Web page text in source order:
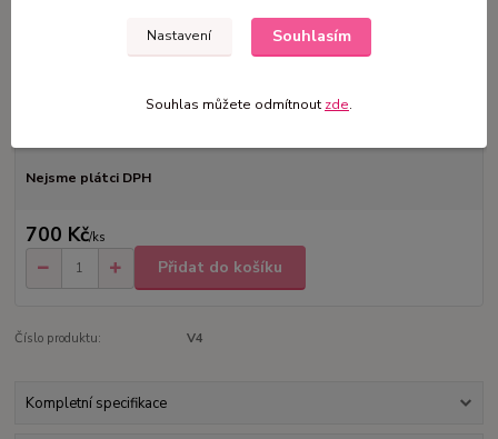
Nejsme plátci DPH
700 Kč/ks
Přidat do košíku
Číslo produktu: V4
Kompletní specifikace
Nastavení Souhlasím
Souhlas můžete odmítnout zde.